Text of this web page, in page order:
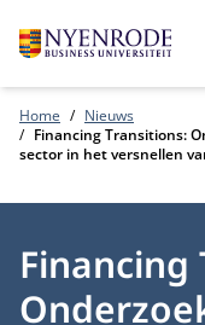
Home
Nieuws
Financing Transitions:
sector in het versnellen
Financing